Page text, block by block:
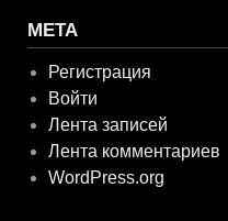
МЕТА
Регистрация
Войти
Лента записей
Лента комментариев
WordPress.org